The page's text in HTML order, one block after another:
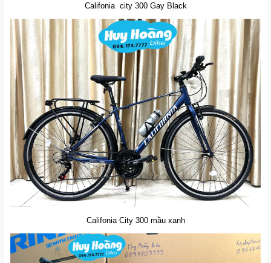
Califonia city 300 Gay Black
Califonia City 300 mầu xanh